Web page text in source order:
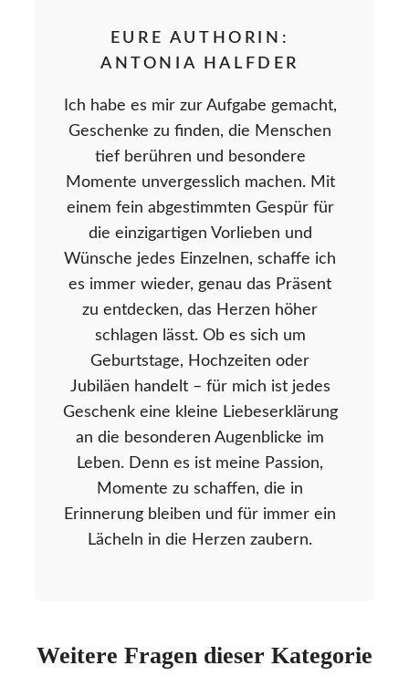
EURE AUTHORIN:
ANTONIA HALFDER
Ich habe es mir zur Aufgabe gemacht,
Geschenke zu finden, die Menschen
tief berühren und besondere
Momente unvergesslich machen. Mit
einem fein abgestimmten Gespür für
die einzigartigen Vorlieben und
Wünsche jedes Einzelnen, schaffe ich
es immer wieder, genau das Präsent
zu entdecken, das Herzen höher
schlagen lässt. Ob es sich um
Geburtstage, Hochzeiten oder
Jubiläen handelt – für mich ist jedes
Geschenk eine kleine Liebeserklärung
an die besonderen Augenblicke im
Leben. Denn es ist meine Passion,
Momente zu schaffen, die in
Erinnerung bleiben und für immer ein
Lächeln in die Herzen zaubern.
Weitere Fragen dieser Kategorie